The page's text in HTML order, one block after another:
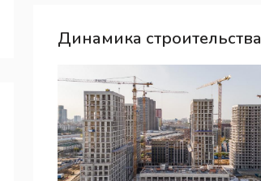
Динамика строительства